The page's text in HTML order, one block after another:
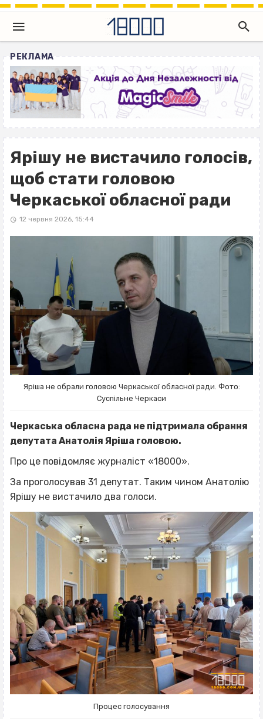
РЕКЛАМА
Ярішу не вистачило голосів,
щоб стати головою
Черкаської обласної ради
12 червня 2026, 15:44
Яріша не обрали головою Черкаської обласної ради. Фото:
Суспільне Черкаси
Черкаська обласна рада не підтримала обрання
депутата Анатолія Яріша головою.
Про це повідомляє журналіст «18000».
За проголосував 31 депутат. Таким чином Анатолію
Ярішу не вистачило два голоси.
Процес голосування